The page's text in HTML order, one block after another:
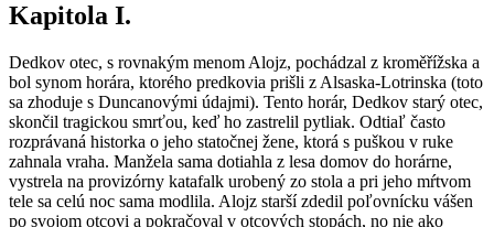
Kapitola I.
Dedkov otec, s rovnakým menom Alojz, pochádzal z kroměřížska a
bol synom horára, ktorého predkovia prišli z Alsaska-Lotrinska (toto
sa zhoduje s Duncanovými údajmi). Tento horár, Dedkov starý otec,
skončil tragickou smrťou, keď ho zastrelil pytliak. Odtiaľ často
rozprávaná historka o jeho statočnej žene, ktorá s puškou v ruke
zahnala vraha. Manžela sama dotiahla z lesa domov do horárne,
vystrela na provizórny katafalk urobený zo stola a pri jeho mŕtvom
tele sa celú noc sama modlila. Alojz starší zdedil poľovnícku vášen
po svojom otcovi a pokračoval v otcových stopách, no nie ako